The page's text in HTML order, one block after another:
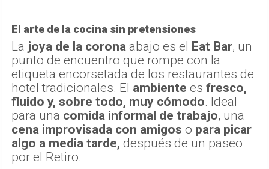
El arte de la cocina sin pretensiones
La joya de la corona abajo es el Eat Bar, un
punto de encuentro que rompe con la
etiqueta encorsetada de los restaurantes de
hotel tradicionales. El ambiente es fresco,
fluido y, sobre todo, muy cómodo. Ideal
para una comida informal de trabajo, una
cena improvisada con amigos o para picar
algo a media tarde, después de un paseo
por el Retiro.